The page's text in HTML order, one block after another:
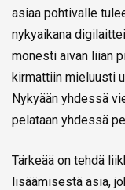
asiaa pohtivalle
nykyaikana
monesti aivan liian
kirmattiin mieluusti
Nykyään yhdessä
pelataan yhdessä
Tärkeää on tehdä
lisäämisestä asia,